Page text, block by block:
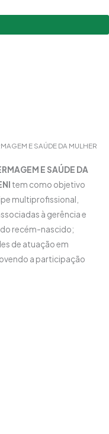
E SAÚDE DA MULHER
E SAÚDE DA
tem como objetivo
multiprofissional,
à gerência e
do recém-nascido;
de atuação em
a participação